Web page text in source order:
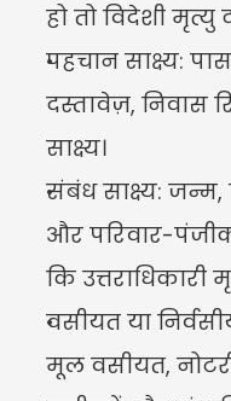
हो तो विदेशी मृत्यु
पहचान साक्ष्य:
दस्तावेज़, निवास
साक्ष्य।
संबंध साक्ष्य: जन्म,
और परिवार-
कि
वसीयत या
मूल वसीयत,